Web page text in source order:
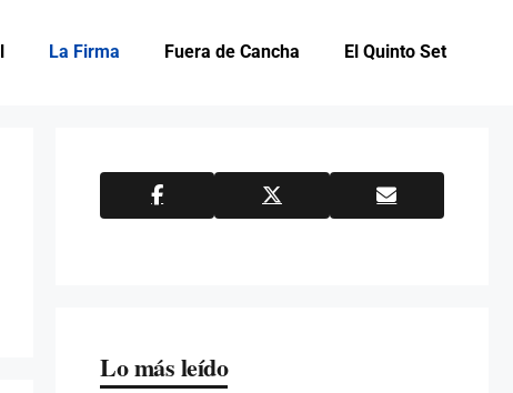
La Firma Fuera de Cancha El Quinto Set
Lo más leído